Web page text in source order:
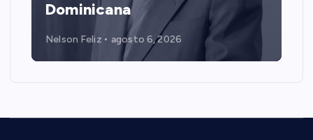
Dominicana
Nelson Feliz agosto 6, 2026